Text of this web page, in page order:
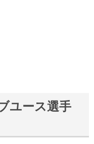
ユース選手